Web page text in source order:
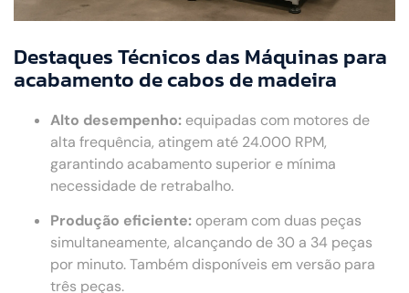
Destaques Técnicos das Máquinas para
acabamento de cabos de madeira
Alto desempenho: equipadas com motores de
alta frequência, atingem até 24.000 RPM,
garantindo acabamento superior e mínima
necessidade de retrabalho.
Produção eficiente: operam com duas peças
simultaneamente, alcançando de 30 a 34 peças
por minuto. Também disponíveis em versão para
três peças.